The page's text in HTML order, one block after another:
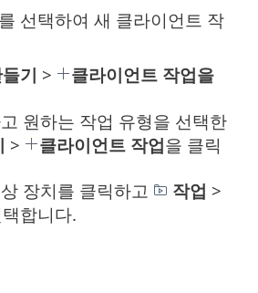
선택하여 새 클라이언트 작
기 >
클라이언트 작업을
원하는 작업 유형을 선택한
> 클라이언트 작업을 클릭
장치를 클릭하고 작업 >
합니다.